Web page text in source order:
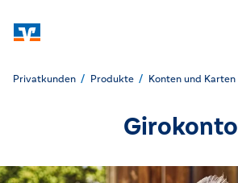
Privatkunden Produkte Konten und Karten
Girokonto